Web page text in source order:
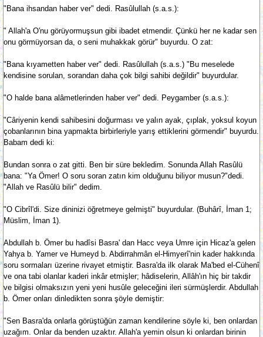
"Bana ihsandan haber ver" dedi. Rasûlullah (s.a.s.):
" Allah'a O'nu görüyormuşsun gibi ibadet etmendir. Çünkü her ne kadar sen
onu görmüyorsan da, o seni muhakkak görür" buyurdu. O zat:
"Bana kıyametten haber ver" dedi. Rasûlullah (s.a.s.) "Bu meselede
kendisine sorulan, sorandan daha çok bilgi sahibi değildir" buyurdular.
"O halde bana alâmetlerinden haber ver" dedi. Peygamber (s.a.s.):
"Câriyenin kendi sahibesini doğurması ve yalın ayak, çıplak, yoksul koyun
çobanlarının bina yapmakta birbirleriyle yarış ettiklerini görmendir" buyurdu.
Babam dedi ki:
Bundan sonra o zat gitti. Ben bir süre bekledim. Sonunda Allah Rasûlü
bana: "Ya Ömer! O soru soran zatın kim olduğunu biliyor musun?"dedi.
"Allah ve Rasûlü bilir" dedim.
"O Cibrîl'di. Size dininizi öğretmeye gelmişti" buyurdular. (Buhârî, İman 1;
Müslim, İman 1).
Abdullah b. Ömer bu hadîsi Basra' dan Hacc veya Umre için Hicaz'a gelen
Yahya b. Yamer ve Humeyd b. Abdirrahmân el-Himyerî'nin kader hakkında
soru sormaları üzerine rivayet etmiştir. Basra'da ilk olarak Ma'bed el-Cühenî
ve ona tabi olanlar kaderi inkâr etmişler; hâdiselerin, Allâh'ın hiç bir takdir
ve bilgisi olmaksızın yeni yeni husûle geleceğini ileri sürmüşlerdir. Abdullah
b. Ömer onları dinledikten sonra şöyle demiştir:
"Sen Basra'da onlarla görüştüğün zaman kendilerine söyle ki, ben onlardan
uzağım. Onlar da benden uzaktır. Allah'a yemin olsun ki onlardan birinin